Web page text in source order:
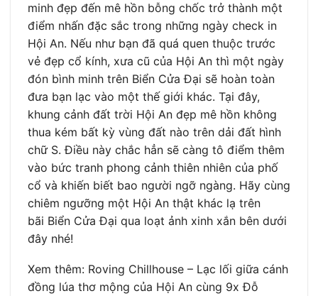
minh đẹp đến mê hồn bỗng chốc trở thành một
điểm nhấn đặc sắc trong những ngày check in
Hội An. Nếu như bạn đã quá quen thuộc trước
vẻ đẹp cổ kính, xưa cũ của Hội An thì một ngày
đón bình minh trên Biển Cửa Đại sẽ hoàn toàn
đưa bạn lạc vào một thế giới khác. Tại đây,
khung cảnh đất trời Hội An đẹp mê hồn không
thua kém bất kỳ vùng đất nào trên dải đất hình
chữ S. Điều này chắc hẳn sẽ càng tô điểm thêm
vào bức tranh phong cảnh thiên nhiên của phố
cổ và khiến biết bao người ngỡ ngàng. Hãy cùng
chiêm ngưỡng một Hội An thật khác lạ trên
bãi Biển Cửa Đại qua loạt ảnh xinh xắn bên dưới
đây nhé!
Xem thêm: Roving Chillhouse – Lạc lối giữa cánh
đồng lúa thơ mộng của Hội An cùng 9x Đỗ